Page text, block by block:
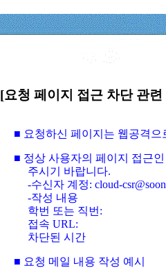
[요청 페이지 접근 차단 관
■ 요청하신 페이지는 웹공격
■ 정상 사용자의 페이지 접근
주시기 바랍니다.
-수신자 계정: cloud-
-작성 내용
학번 또는 직번:
접속 URL:
차단된 시간
■ 요청 메일 내용 작성 예시